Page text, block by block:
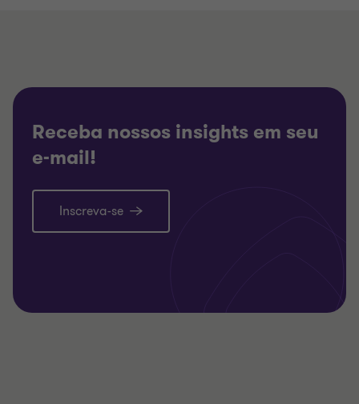
Receba nossos insights em seu
e-mail!
Inscreva-se